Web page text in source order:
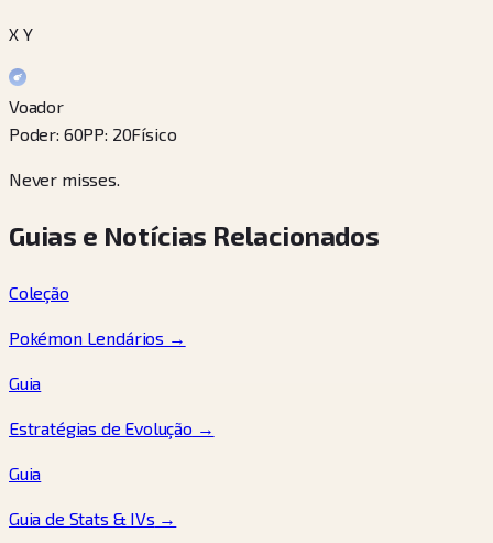
X Y
Voador
Poder: 60PP: 20Físico
Never misses.
Guias e Notícias Relacionados
Coleção
Pokémon Lendários →
Guia
Estratégias de Evolução →
Guia
Guia de Stats & IVs →